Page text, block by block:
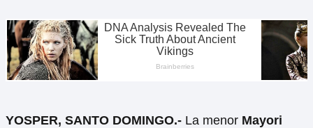
YOSPER, SANTO DOMINGO.- La menor Mayori